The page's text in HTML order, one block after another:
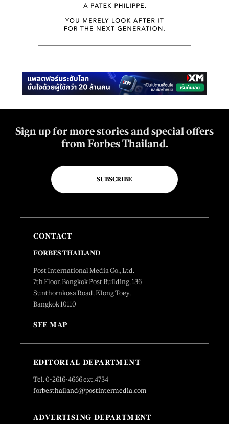
Sign up for more stories and special offers
from Forbes Thailand.
SUBSCRIBE
CONTACT
FORBES THAILAND
Post International Media Co., Ltd.
7th Floor, Bangkok Post Building, 136
Sunthornkosa Road, Klong Toey,
Bangkok 10110
SEE MAP
EDITORIAL DEPARTMENT
Tel. 0-2616-4666 ext.4734
forbesthailand@postintermedia.com
ADVERTISING DEPARTMENT